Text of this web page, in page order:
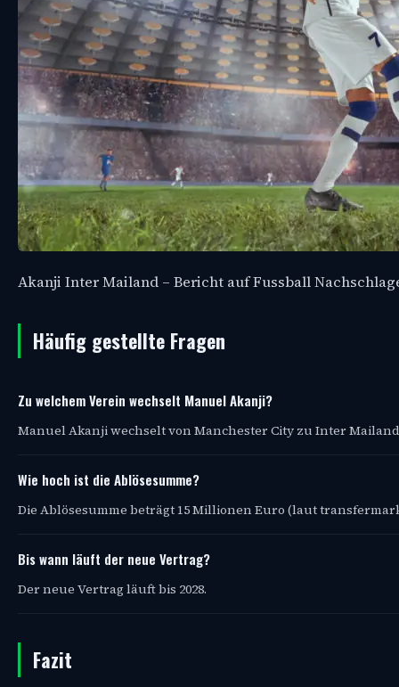
Akanji Inter Mailand – Bericht auf Fussball
Häufig gestellte Fragen
Zu welchem Verein wechselt Manuel Akanji?
Manuel Akanji wechselt von Manchester City zu Inter
Wie hoch ist die Ablösesumme?
Die Ablösesumme beträgt 15 Millionen Euro (laut
Bis wann läuft der neue Vertrag?
Der neue Vertrag läuft bis 2028.
Fazit